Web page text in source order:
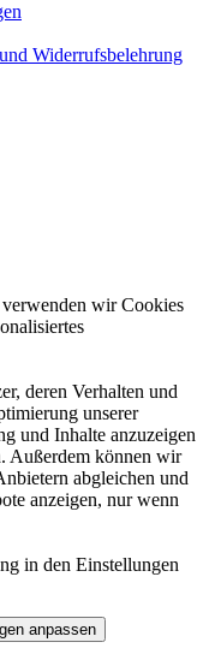
Widerrufsbelehrung
wir Cookies
deren Verhalten und
unserer
und Inhalte anzuzeigen
Außerdem können wir
abgleichen und
anzeigen, nur wenn
in den Einstellungen
anpassen